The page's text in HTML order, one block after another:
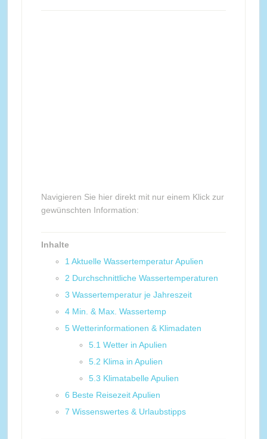
Navigieren Sie hier direkt mit nur einem Klick zur
gewünschten Information:
Inhalte
1 Aktuelle Wassertemperatur Apulien
2 Durchschnittliche Wassertemperaturen
3 Wassertemperatur je Jahreszeit
4 Min. & Max. Wassertemp
5 Wetterinformationen & Klimadaten
5.1 Wetter in Apulien
5.2 Klima in Apulien
5.3 Klimatabelle Apulien
6 Beste Reisezeit Apulien
7 Wissenswertes & Urlaubstipps